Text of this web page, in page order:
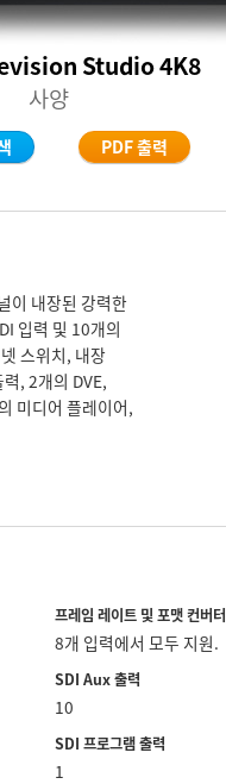
Studio 4K8
사양
PDF 출력
이 내장된 강력한
입력 및 10개의
스위치, 내장
, 2개의 DVE,
미디어 플레이어,
프레임 레이트 및 포맷 컨버터
8개 입력에서 모두 지원.
SDI Aux 출력
10
SDI 프로그램 출력
1